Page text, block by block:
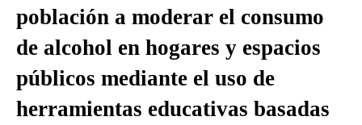
población a moderar el consumo
de alcohol en hogares y espacios
públicos mediante el uso de
herramientas educativas basadas